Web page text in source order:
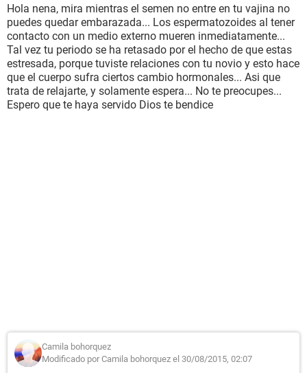
Hola nena, mira mientras el semen no entre en tu vajina no
puedes quedar embarazada... Los espermatozoides al tener
contacto con un medio externo mueren inmediatamente...
Tal vez tu periodo se ha retasado por el hecho de que estas
estresada, porque tuviste relaciones con tu novio y esto hace
que el cuerpo sufra ciertos cambio hormonales... Asi que
trata de relajarte, y solamente espera... No te preocupes...
Espero que te haya servido Dios te bendice
Camila bohorquez
Modificado por Camila bohorquez el 30/08/2015, 02:07